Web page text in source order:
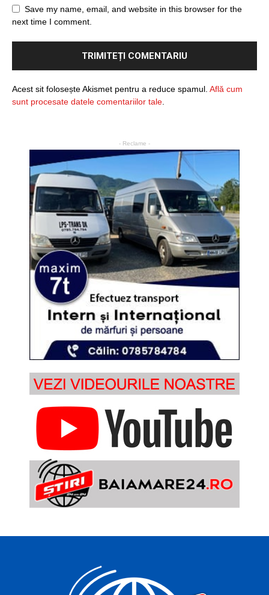
Save my name, email, and website in this browser for the
next time I comment.
Acest sit folosește Akismet pentru a reduce spamul. Află cum
sunt procesate datele comentariilor tale.
- Reclame -